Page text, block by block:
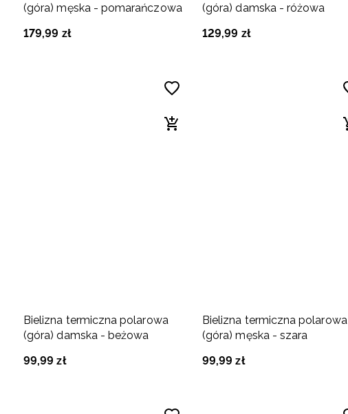
(góra) męska - pomarańczowa
179,99 zł
(góra) damska - różowa
129,99 zł
Bielizna termiczna polarowa
(góra) damska - beżowa
99,99 zł
Bielizna termiczna polarowa
(góra) męska - szara
99,99 zł